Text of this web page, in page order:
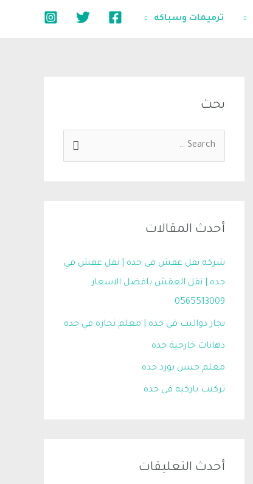
ترميمات وسباكه
بحث
أحدث المقالات
شركة نقل عفش في جده | نقل عفش في
جده | نقل العفش بافضل الاسعار
0565513009
نجار دواليب في جده | معلم نجاره في جده
دهانات خارجية جده
معلم جبس بورد جده
تركيب باركيه في جده
أحدث التعليقات